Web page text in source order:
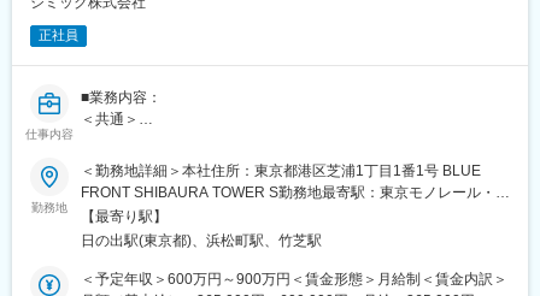
変更の範囲：会社の定める業務
◇外部就労型の場合
す。
外部就労型のプロジェクトはオンコロジーのプロジェクトが多
く、また国際共同治験（ICCC）の案件など、今後のキャリア構築
に優位な案件のご提案が可能です。製薬メーカーの案件も多いた
め、メーカーCRAとして専門性を高めながら成長することができ
る環境です。
正社員
仕事内容
■業務内容：
＜共通＞
・CMCに関する各種相談対応・ドキュメント作成（社内外との連
携）
・海外クライアントとの英語（主にメール）でのコミュニケーシ
ョン
＜領域別＞
１．低分子・バイオ医薬品領域
・治験届に添付するCMC関連文書の作成
勤務地
＜勤務地詳細＞本社住所：東京都港区芝浦1丁目1番1号 BLUE
FRONT SHIBAURA TOWER S勤務地最寄駅：東京モノレール・
JR山手線／浜松町駅受動喫煙対策：屋内全面禁煙変更の範囲：会
社の定める事業所（リモートワーク含む）
【最寄り駅】
日の出駅(東京都)、浜松町駅、竹芝駅
＜予定年収＞600万円～900万円＜賃金形態＞月給制＜賃金内訳＞